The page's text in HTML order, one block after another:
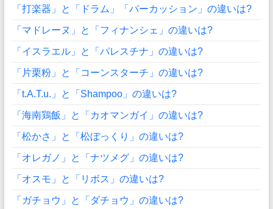
「打楽器」と「ドラム」「パーカッション」の違いは?
「マドレーヌ」と「フィナンシェ」の違いは?
「イスラエル」と「パレスチナ」の違いは?
「片栗粉」と「コーンスターチ」の違いは?
「t.A.T.u.」と「Shampoo」の違いは?
「海南鶏飯」と「カオマンガイ」の違いは?
「松かさ」と「松ぼっくり」の違いは?
「オレガノ」と「ナツメグ」の違いは?
「オスモ」と「リボス」の違いは?
「ガチョウ」と「ダチョウ」の違いは?